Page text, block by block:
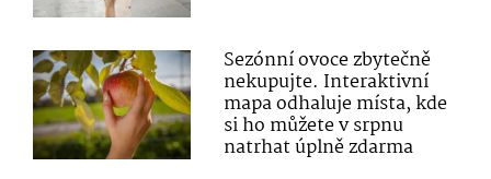
Sezónní ovoce zbytečně
nekupujte. Interaktivní
mapa odhaluje místa, kde
si ho můžete v srpnu
natrhat úplně zdarma